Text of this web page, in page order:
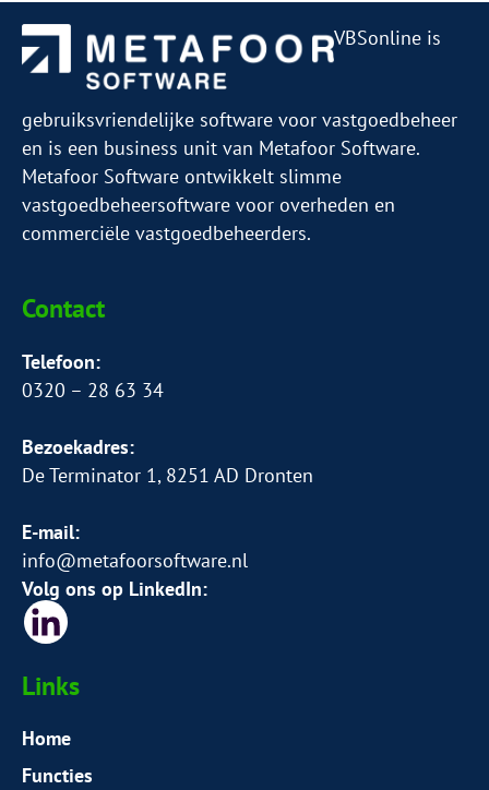
VBSonline is
gebruiksvriendelijke software voor vastgoedbeheer
en is een business unit van Metafoor Software.
Metafoor Software ontwikkelt slimme
vastgoedbeheersoftware voor overheden en
commerciële vastgoedbeheerders.
Contact
Telefoon:
0320 – 28 63 34
Bezoekadres:
De Terminator 1, 8251 AD Dronten
E-mail:
info@metafoorsoftware.nl
Volg ons op LinkedIn:
Links
Home
Functies